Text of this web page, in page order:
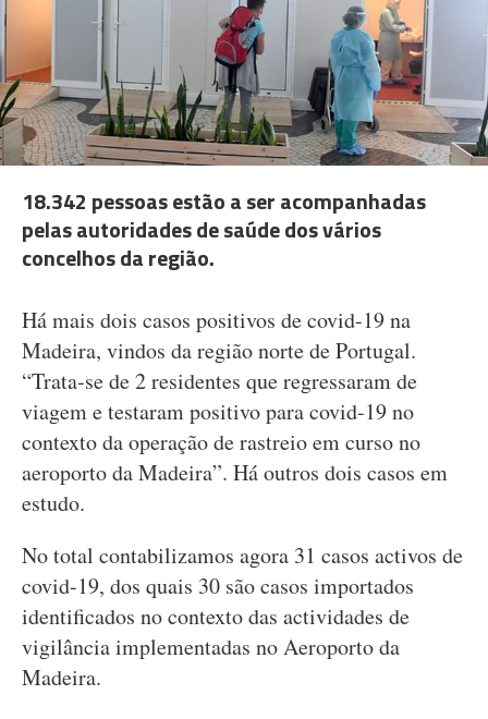
18.342 pessoas estão a ser acompanhadas
pelas autoridades de saúde dos vários
concelhos da região.
Há mais dois casos positivos de covid-19 na
Madeira, vindos da região norte de Portugal.
“Trata-se de 2 residentes que regressaram de
viagem e testaram positivo para covid-19 no
contexto da operação de rastreio em curso no
aeroporto da Madeira”. Há outros dois casos em
estudo.
No total contabilizamos agora 31 casos activos de
covid-19, dos quais 30 são casos importados
identificados no contexto das actividades de
vigilância implementadas no Aeroporto da
Madeira.